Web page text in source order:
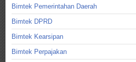
Bimtek Pemerintahan Daerah
Bimtek DPRD
Bimtek Kearsipan
Bimtek Perpajakan